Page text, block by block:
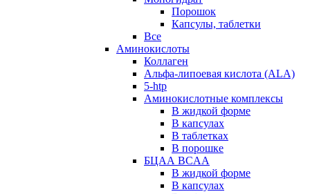
Порошок
Капсулы, таблетки
Все
Аминокислоты
Коллаген
Альфа-липоевая кислота (ALA)
5-htp
Аминокислотные комплексы
В жидкой форме
В капсулах
В таблетках
В порошке
БЦАА BCAA
В жидкой форме
В капсулах